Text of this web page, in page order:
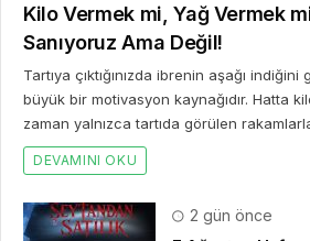
Kilo Vermek mi, Yağ Vermek
Sanıyoruz Ama Değil!
Tartıya çıktığınızda ibrenin aşağı
büyük bir motivasyon kaynağıdır. Hatta
zaman yalnızca tartıda görülen
DEVAMINI OKU
2 gün önce